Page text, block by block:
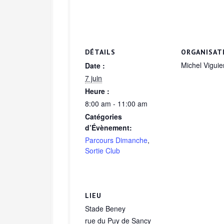
DÉTAILS
Date :
7 juin
Heure :
8:00 am - 11:00 am
Catégories
d’Évènement:
Parcours Dimanche,
Sortie Club
Michel
LIEU
Stade Beney
rue du Puy de Sancy